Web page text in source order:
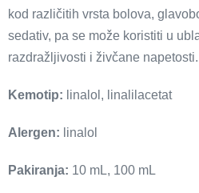
kod različitih vrsta bolova,
sedativ, pa se može koristiti u
razdražljivosti i živčane napetosti.
Kemotip: linalol, linalilacetat
Alergen: linalol
Pakiranja: 10 mL, 100 mL